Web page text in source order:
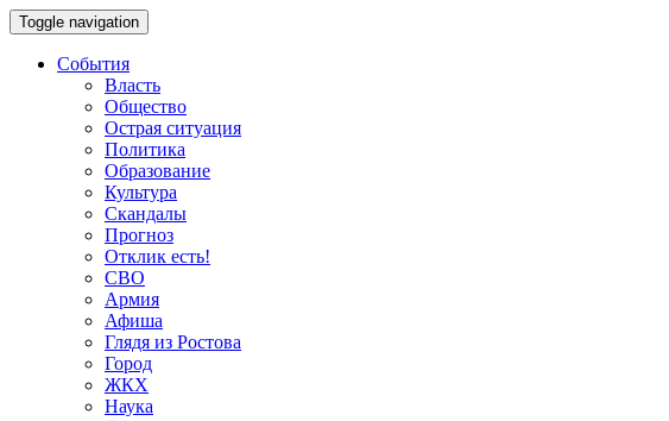
Toggle navigation
События
Власть
Общество
Острая ситуация
Политика
Образование
Культура
Скандалы
Прогноз
Отклик есть!
СВО
Армия
Афиша
Глядя из Ростова
Город
ЖКХ
Наука